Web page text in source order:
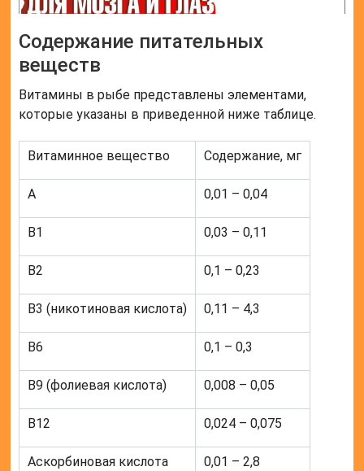
Содержание питательных
веществ
Витамины в рыбе представлены элементами,
которые указаны в приведенной ниже таблице.
Витаминное вещество Содержание, мг
А 0,01 – 0,04
В1 0,03 – 0,11
В2 0,1 – 0,23
В3 (никотиновая кислота) 0,11 – 4,3
В6 0,1 – 0,3
В9 (фолиевая кислота) 0,008 – 0,05
В12 0,024 – 0,075
Аскорбиновая кислота 0,01 – 2,8